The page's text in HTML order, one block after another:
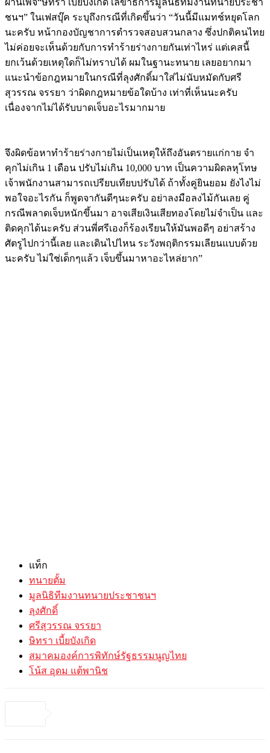
ชนฯ” ในเฟสบุ๊ค ระบุถึงกรณีที่เกิดขึ้นว่า “วันนี้มีแมทช์หยุดโลก
นะครับ หน้ากองบัญชาการตำรวจสอบสวนกลาง ซึ่งปกติคนไทย
ไม่ค่อยจะเห็นด้วยกับการทำร้ายร่างกายกันเท่าไหร่ แต่เคสนี้
ยกเว้นด้วยเหตุใดก็ไม่ทราบได้ ผมในฐานะทนาย เลยอยากมา
แนะนำข้อกฎหมายในกรณีที่ลุงศักดิ์มาใส่ไม่นับหมัดกับศรี
สุวรรณ จรรยา ว่าผิดกฎหมายข้อใดบ้าง เท่าที่เห็นนะครับ
เนื่องจากไม่ได้รับบาดเจ็บอะไรมากมาย
จึงผิดข้อหาทำร้ายร่างกายไม่เป็นเหตุให้ถึงอันตรายแก่กาย จำ
คุกไม่เกิน 1 เดือน ปรับไม่เกิน 10,000 บาท เป็นความผิดลหุโทษ
เจ้าพนักงานสามารถเปรียบเทียบปรับได้ ถ้าทั้งคู่ยินยอม ยังไงไม่
พอใจอะไรกัน ก็พูดจากันดีๆนะครับ อย่าลงมือลงไม้กันเลย คู่
กรณีพลาดเจ็บหนักขึ้นมา อาจเสียเงินเสียทองโดยไม่จำเป็น และ
ติดคุกได้นะครับ ส่วนพี่ศรีเองก็ร้องเรียนให้มันพอดีๆ อย่าสร้าง
ศัตรูไปกว่านี้เลย และเดินไปไหน ระวังพฤติกรรมเลียนแบบด้วย
นะครับ ไม่ใช่เด็กๆแล้ว เจ็บขึ้นมาหาอะไหล่ยาก”
แท็ก
ทนายตั้ม
มูลนิธิทีมงานทนายประชาชนฯ
ลุงศักดิ์
ศรีสุวรรณ จรรยา
ษิทรา เบี้ยบังเกิด
สมาคมองค์การพิทักษ์รัฐธรรมนูญไทย
โน้ส อุดม แต้พานิช